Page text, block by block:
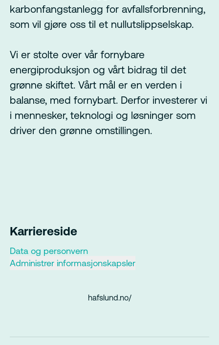
karbonfangstanlegg for avfallsforbrenning,
som vil gjøre oss til et nullutslippselskap.
Vi er stolte over vår fornybare
energiproduksjon og vårt bidrag til det
grønne skiftet. Vårt mål er en verden i
balanse, med fornybart. Derfor investerer vi
i mennesker, teknologi og løsninger som
driver den grønne omstillingen.
Karriereside
Data og personvern
Administrer informasjonskapsler
hafslund.no/